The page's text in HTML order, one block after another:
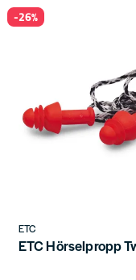
P)
ETC
ETC Hörselpropp
-26%